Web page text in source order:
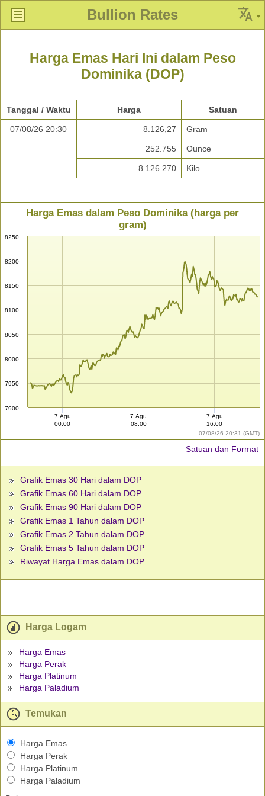
Bullion Rates
Harga Emas Hari Ini dalam Peso
Dominika (DOP)
Tanggal / Waktu Harga Satuan
07/08/26 20:30 8.126,27 Gram
252.755 Ounce
8.126.270 Kilo
07/08/26 20:31 (GMT)
Harga Emas dalam Peso Dominika (harga per
gram)
7900
7950
8000
8050
8100
8150
8200
8250
7 Agu
00:00
7 Agu
08:00
7 Agu
16:00
Satuan dan Format
Grafik Emas 30 Hari dalam DOP
Grafik Emas 60 Hari dalam DOP
Grafik Emas 90 Hari dalam DOP
Grafik Emas 1 Tahun dalam DOP
Grafik Emas 2 Tahun dalam DOP
Grafik Emas 5 Tahun dalam DOP
Riwayat Harga Emas dalam DOP
Harga Logam
Harga Emas
Harga Perak
Harga Platinum
Harga Paladium
Temukan
Harga Emas
Harga Perak
Harga Platinum
Harga Paladium